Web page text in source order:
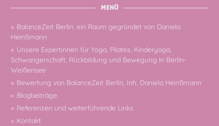
MENÜ
BalanceZeit Berlin, ein Raum gegründet von Daniela
Heinßmann
Unsere Expertinnen für Yoga, Pilates, Kinderyoga,
Schwangerschaft, Rückbildung und Bewegung in Berlin-
Weißensee
Bewertung von BalanceZeit Berlin, Inh. Daniela Heinßmann
Blogbeiträge
Referenzen und weiterführende Links
Kontakt